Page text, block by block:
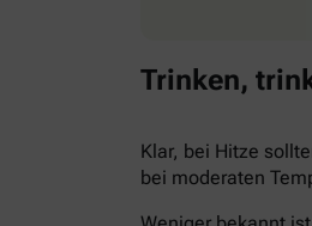
Trinken,
Klar, bei Hitze
bei moderaten